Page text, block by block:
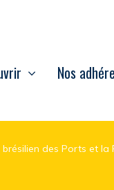
Nos
brésilien des Ports et